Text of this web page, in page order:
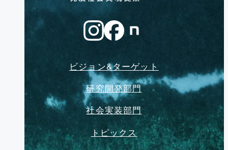
ビジョン&ターゲット
研究開発部門
社会実装部門
トピックス